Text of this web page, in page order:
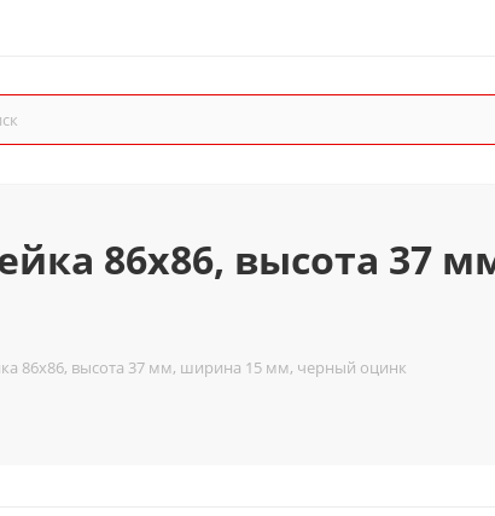
86x86, высота 37
86x86, высота 37 мм, ширина 15 мм, черный оцинк